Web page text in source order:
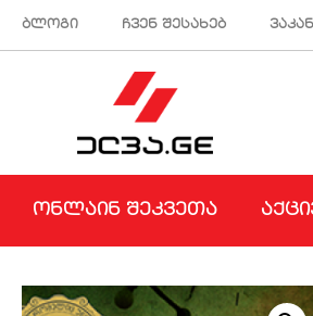
ბლოგი ჩვენ შესახებ
ონლაინ შეკვეთა